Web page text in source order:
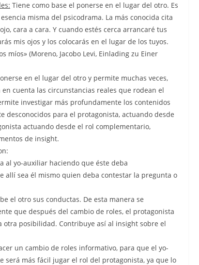
Tiene como base el ponerse en el lugar del otro. Es
misma del psicodrama. La más conocida cita
cara a cara. Y cuando estés cerca arrancaré tus
mis ojos y los colocarás en el lugar de los tuyos.
míos» (Moreno, Jacobo Levi, Einlading zu Einer
en el lugar del otro y permite muchas veces,
cuenta las circunstancias reales que rodean el
investigar más profundamente los contenidos
desconocidos para el protagonista, actuando desde
actuando desde el rol complementario,
de insight.
al yo-auxiliar haciendo que éste deba
allí sea él mismo quien deba contestar la pregunta o
el otro sus conductas. De esta manera se
que después del cambio de roles, el protagonista
posibilidad. Contribuye así al insight sobre el
un cambio de roles informativo, para que el yo-
será más fácil jugar el rol del protagonista, ya que lo